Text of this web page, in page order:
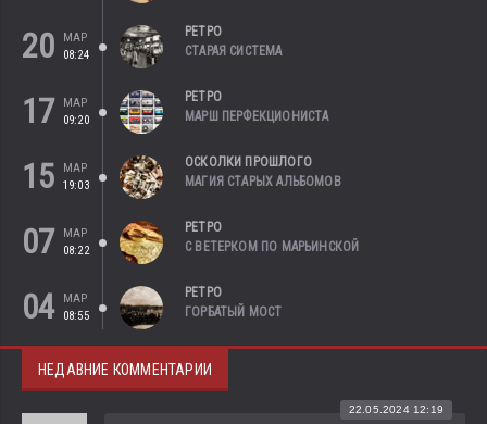
20
МАР
08:24
РЕТРО
СТАРАЯ СИСТЕМА
17
МАР
09:20
РЕТРО
МАРШ ПЕРФЕКЦИОНИСТА
15
МАР
19:03
ОСКОЛКИ ПРОШЛОГО
МАГИЯ СТАРЫХ АЛЬБОМОВ
07
МАР
08:22
РЕТРО
С ВЕТЕРКОМ ПО МАРЬИНСКОЙ
04
МАР
08:55
РЕТРО
ГОРБАТЫЙ МОСТ
НЕДАВНИЕ КОММЕНТАРИИ
22.05.2024 12:19